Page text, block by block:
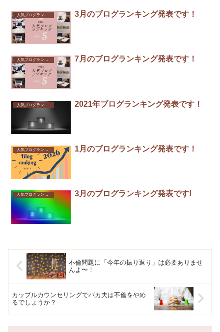
人気ブログランキング 3月のブログランキング発表です！
人気ブログランキング 7月のブログランキング発表です！
2021年ブログランキング発表です！
1月のブログランキング発表です！
人気ブログランキング 3月のブログランキング発表です!
不倫問題に「今年の振り返り」は必要ありませ
んよ〜！
カップルカウンセリングでバカ夫は不倫をやめ
るでしょうか？